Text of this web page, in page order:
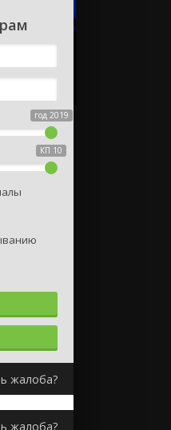
год 2019
КП 10
жалоба?
жалоба?